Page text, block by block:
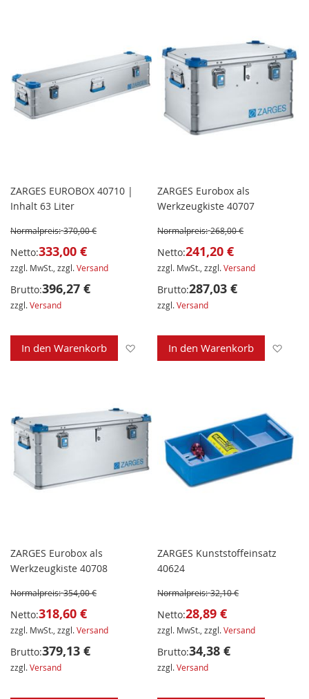
ZARGES EUROBOX 40710 |
Inhalt 63 Liter
Normalpreis: 370,00 €
Netto:333,00 €
zzgl. MwSt., zzgl.Versand
Brutto:396,27 €
zzgl.Versand
In den Warenkorb Zur Wunschliste hinzufügen
ZARGES Eurobox als
Werkzeugkiste 40707
Normalpreis: 268,00 €
Netto:241,20 €
zzgl. MwSt., zzgl.Versand
Brutto:287,03 €
zzgl.Versand
In den Warenkorb
ZARGES Eurobox als
Werkzeugkiste 40708
Normalpreis: 354,00 €
Netto:318,60 €
zzgl. MwSt., zzgl.Versand
Brutto:379,13 €
zzgl.Versand
ZARGES Kunststoffeinsatz
40624
Normalpreis: 32,10 €
Netto:28,89 €
zzgl. MwSt., zzgl.Versand
Brutto:34,38 €
zzgl.Versand